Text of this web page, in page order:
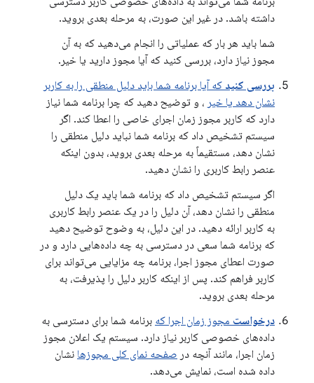
داشته باشد. در غیر این صورت، به مرحله بعدی بروید.
شما باید هر بار که عملیاتی را انجام می‌دهید که به آن
مجوز نیاز دارد، بررسی کنید که آیا مجوز دارید یا خیر.
بررسی کنید که آیا برنامه شما باید دلیل منطقی را به کاربر
نشان دهد یا خیر ، و توضیح دهید که چرا برنامه شما نیاز
دارد که کاربر مجوز زمان اجرای خاصی را اعطا کند. اگر
سیستم تشخیص داد که برنامه شما نباید دلیل منطقی را
نشان دهد، مستقیماً به مرحله بعدی بروید، بدون اینکه
عنصر رابط کاربری را نشان دهید.
اگر سیستم تشخیص داد که برنامه شما باید یک دلیل
منطقی را نشان دهد، آن دلیل را در یک عنصر رابط کاربری
به کاربر ارائه دهید. در این دلیل، به وضوح توضیح دهید
که برنامه شما سعی در دسترسی به چه داده‌هایی دارد و در
صورت اعطای مجوز اجرا، برنامه چه مزایایی می‌تواند برای
کاربر فراهم کند. پس از اینکه کاربر دلیل را پذیرفت، به
مرحله بعدی بروید.
درخواست مجوز زمان اجرا که برنامه شما برای دسترسی به
داده‌های خصوصی کاربر نیاز دارد. سیستم یک اعلان مجوز
زمان اجرا، مانند آنچه در صفحه نمای کلی مجوزها نشان
داده شده است، نمایش می‌دهد.